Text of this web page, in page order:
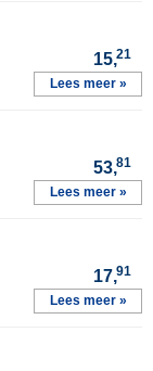
15,21
Lees meer »
53,81
Lees meer »
17,91
Lees meer »